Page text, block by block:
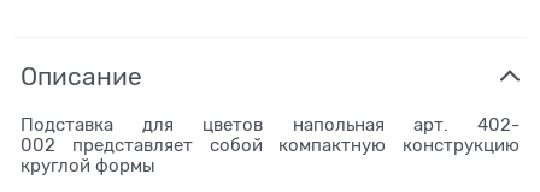
Описание
Подставка для цветов напольная арт. 402-
002 представляет собой компактную конструкцию
круглой формы